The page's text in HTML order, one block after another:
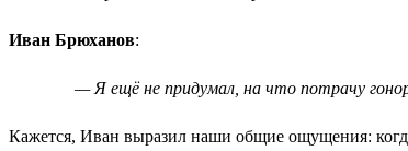
Иван Брюханов:
— Я ещё не придумал, на что потрачу
Кажется, Иван выразил наши общие ощущения: